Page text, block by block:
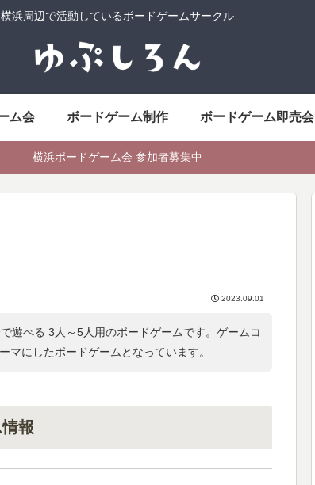
横浜周辺で活動しているボードゲームサークル
ム会 ボードゲーム制作 ボードゲーム即売会
横浜ボードゲーム会 参加者募集中
2023.09.01
遊べる 3人～5人用のボードゲームです。ゲームコ
マにしたボードゲームとなっています。
報